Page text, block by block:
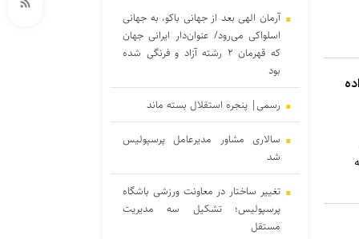
آرمان الهی بعد از جهانی باکو، به جهانی
اسلواکی می‌رود/ عنوان‌دار ایرانی جهان
که قهرمان ۲ رشته آزاد و فرنگی شده
بود
رسمی| پنجره استقلال بسته ماند
سالاری مشاور مدیرعامل پرسپولیس
شد
تغییر ساختار در معاونت ورزشی باشگاه
پرسپولیس؛ تشکیل سه مدیریت
مستقل